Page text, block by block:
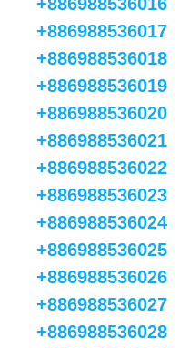
+886988536017
+886988536018
+886988536019
+886988536020
+886988536021
+886988536022
+886988536023
+886988536024
+886988536025
+886988536026
+886988536027
+886988536028